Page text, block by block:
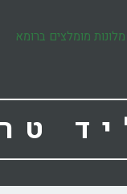
מלונות מומלצים ברומא